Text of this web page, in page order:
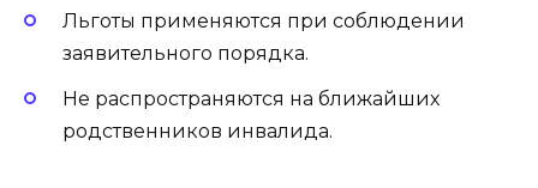
Льготы применяются при соблюдении
заявительного порядка.
Не распространяются на ближайших
родственников инвалида.